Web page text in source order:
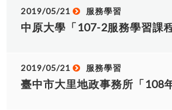
應於7月31日前，於全國資訊系統研提
造冊，逕報本部辦理。 三、為簡政便
流程請參照附件2，目的事業主管機關
流程請參照附件3。本年度起所有運用
勵志工勇於付出、奉獻，創造非凡人生
單位：臺中市政府社會局 三、主辦單
臺中市德明慈善會 四、承辦單位：中
中心(大里樂活館3 樓，從側門進入) (臺
德芳路一段229號，側門位於德芳路一
非常感謝各「大一服務學習課程」及「
入服務學習」班級參與競賽，在此公布
獎名單，已表鼓勵。 一、專業課程融
名次 指導老師 1 指導電機一甲榮獲專
服務學習成果競賽第一名 蔣忠誠 2 指
榮獲專業課程融入服務學習成果競賽第
2019/05/21 服務學習
2019/05/21 服務學習